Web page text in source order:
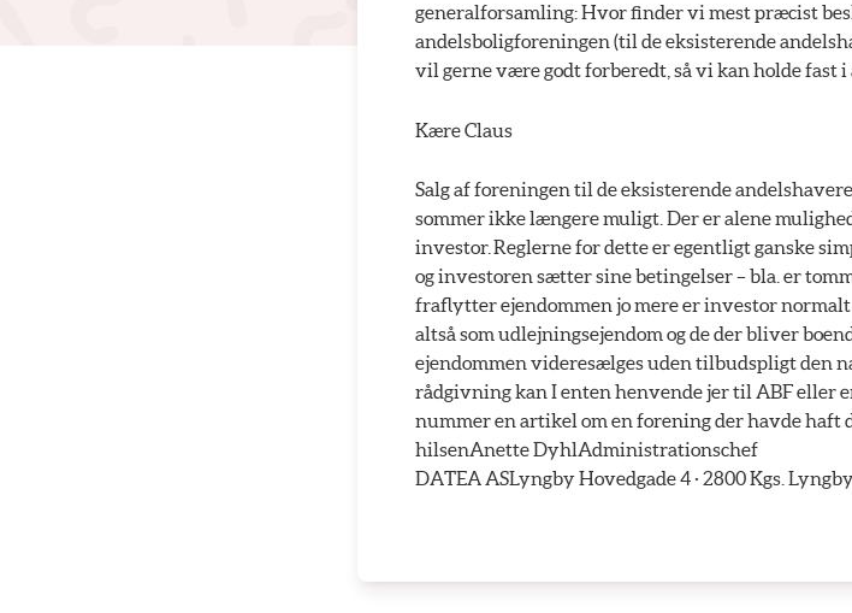
generalforsamling: Hvor finder vi mest præcist
andelsboligforeningen (til de eksisterende
vil gerne være godt forberedt, så vi kan holde fast
Kære Claus
Salg af foreningen til de eksisterende
sommer ikke længere muligt. Der er alene
investor. Reglerne for dette er egentligt ganske
og investoren sætter sine betingelser – bla. er
fraflytter ejendommen jo mere er investor
altså som udlejningsejendom og de der bliver
ejendommen videresælges uden tilbudspligt den
rådgivning kan I enten henvende jer til ABF eller
nummer en artikel om en forening der havde haft
hilsenAnette DyhlAdministrationschef
DATEA ASLyngby Hovedgade 4 · 2800 Kgs.